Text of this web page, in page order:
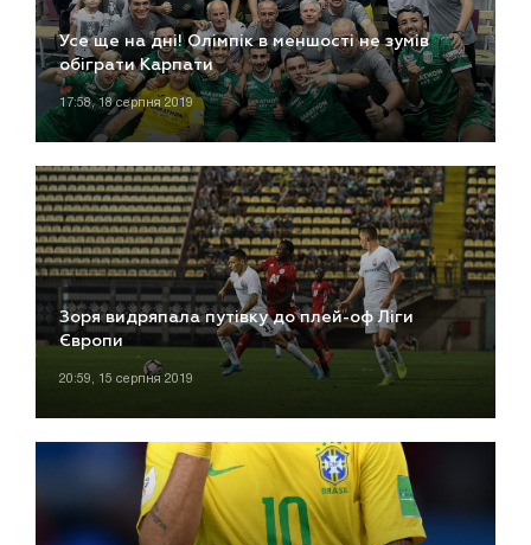
Усе ще на дні! Олімпік в меншості не зумів
обіграти Карпати
17:58, 18 серпня 2019
Зоря видряпала путівку до плей-оф Ліги
Європи
20:59, 15 серпня 2019